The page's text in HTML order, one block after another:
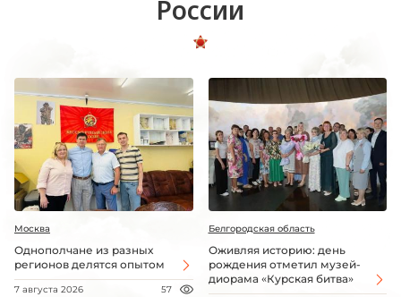
России
Москва
Однополчане из разных
регионов делятся опытом
7 августа 2026 57
Белгородская область
Оживляя историю: день
рождения отметил музей-
диорама «Курская битва»